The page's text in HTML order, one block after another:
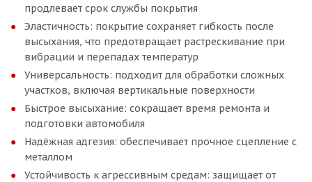
продлевает срок службы покрытия
Эластичность: покрытие сохраняет гибкость после
высыхания, что предотвращает растрескивание при
вибрации и перепадах температур
Универсальность: подходит для обработки сложных
участков, включая вертикальные поверхности
Быстрое высыхание: сокращает время ремонта и
подготовки автомобиля
Надёжная адгезия: обеспечивает прочное сцепление с
металлом
Устойчивость к агрессивным средам: защищает от